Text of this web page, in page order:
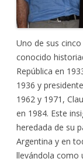
Uno de sus
conocido
República en
1936 y
1962 y 1971,
en 1984. Este
heredada de su
Argentina y en
llevándola como